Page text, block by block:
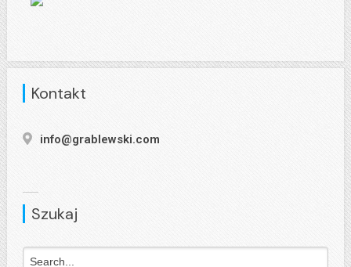
Kontakt
info@grablewski.com
Szukaj